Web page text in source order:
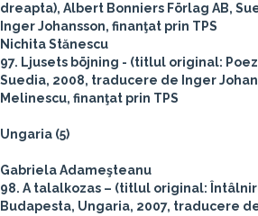
dreapta), Albert Bonniers Förlag AB,
Inger Johansson, finanţat prin TPS
Nichita Stănescu
97. Ljusets böjning - (titlul original:
Suedia, 2008, traducere de Inger
Melinescu, finanţat prin TPS
Ungaria (5)
Gabriela Adameşteanu
98. A talalkozas – (titlul original:
Budapesta, Ungaria, 2007, traducere